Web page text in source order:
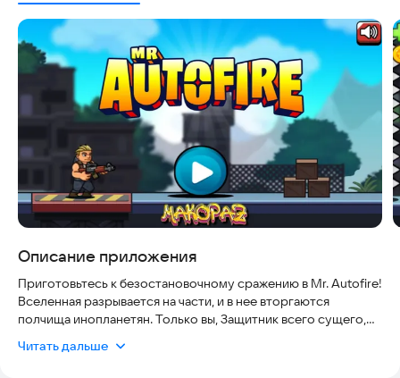
Описание приложения
Приготовьтесь к безостановочному сражению в Mr. Autofire!
Вселенная разрывается на части, и в нее вторгаются
полчища инопланетян. Только вы, Защитник всего сущего,
Читать дальше